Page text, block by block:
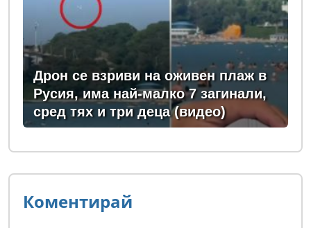
Дрон се взриви на оживен плаж в
Русия, има най-малко 7 загинали,
сред тях и три деца (видео)
Коментирай